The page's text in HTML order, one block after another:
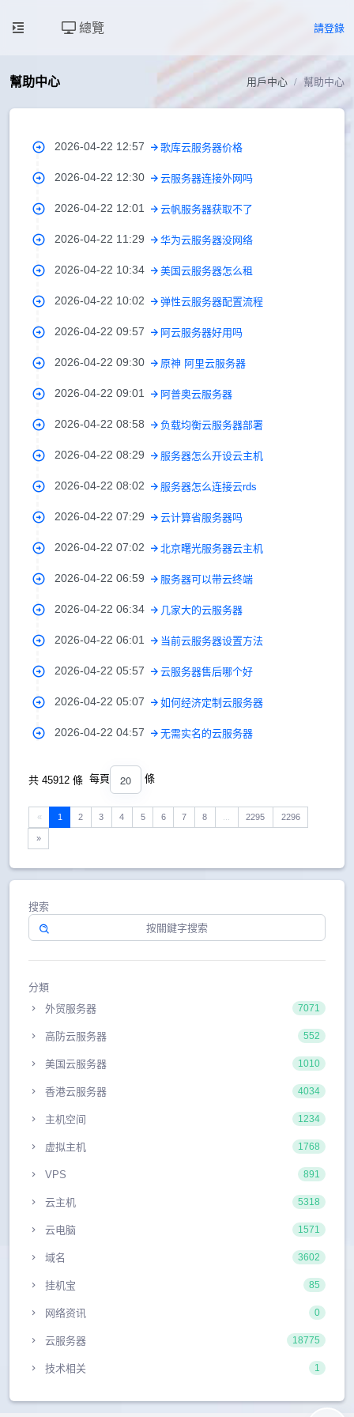
總覽 請登錄
幫助中心 用戶中心 幫助中心
2026-04-22 12:57 歌库云服务器价格
2026-04-22 12:30 云服务器连接外网吗
2026-04-22 12:01 云帆服务器获取不了
2026-04-22 11:29 华为云服务器没网络
2026-04-22 10:34 美国云服务器怎么租
2026-04-22 10:02 弹性云服务器配置流程
2026-04-22 09:57 阿云服务器好用吗
2026-04-22 09:30 原神 阿里云服务器
2026-04-22 09:01 阿普奥云服务器
2026-04-22 08:58 负载均衡云服务器部署
2026-04-22 08:29 服务器怎么开设云主机
2026-04-22 08:02 服务器怎么连接云rds
2026-04-22 07:29 云计算省服务器吗
2026-04-22 07:02 北京曙光服务器云主机
2026-04-22 06:59 服务器可以带云终端
2026-04-22 06:34 几家大的云服务器
2026-04-22 06:01 当前云服务器设置方法
2026-04-22 05:57 云服务器售后哪个好
2026-04-22 05:07 如何经济定制云服务器
2026-04-22 04:57 无需实名的云服务器
共 45912 條 每頁 20 條
« 1 2 3 4 5 6 7 8 2295 2296
»
搜索
分類
外贸服务器
7071
高防云服务器 552
美国云服务器 1010
香港云服务器 4034
主机空间 1234
虚拟主机 1768
VPS 891
云主机 5318
云电脑 1571
域名 3602
挂机宝 85
网络资讯 0
云服务器 18775
技术相关 1